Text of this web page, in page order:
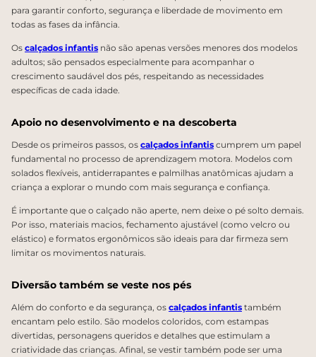
para garantir conforto, segurança e liberdade de movimento em
todas as fases da infância.
Os calçados infantis não são apenas versões menores dos modelos
adultos; são pensados especialmente para acompanhar o
crescimento saudável dos pés, respeitando as necessidades
específicas de cada idade.
Apoio no desenvolvimento e na descoberta
Desde os primeiros passos, os calçados infantis cumprem um papel
fundamental no processo de aprendizagem motora. Modelos com
solados flexíveis, antiderrapantes e palmilhas anatômicas ajudam a
criança a explorar o mundo com mais segurança e confiança.
É importante que o calçado não aperte, nem deixe o pé solto demais.
Por isso, materiais macios, fechamento ajustável (como velcro ou
elástico) e formatos ergonômicos são ideais para dar firmeza sem
limitar os movimentos naturais.
Diversão também se veste nos pés
Além do conforto e da segurança, os calçados infantis também
encantam pelo estilo. São modelos coloridos, com estampas
divertidas, personagens queridos e detalhes que estimulam a
criatividade das crianças. Afinal, se vestir também pode ser uma